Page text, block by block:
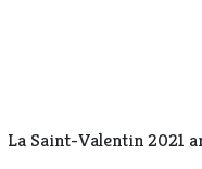
La Saint-Valentin 2021